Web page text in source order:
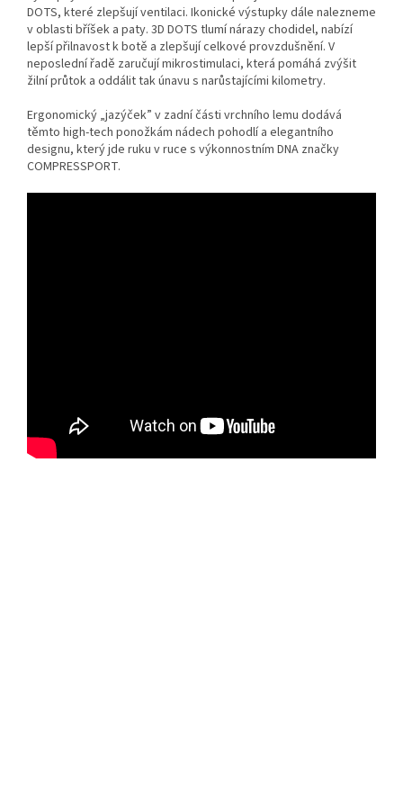
DOTS, které zlepšují ventilaci. Ikonické výstupky dále nalezneme
v oblasti bříšek a paty. 3D DOTS tlumí nárazy chodidel, nabízí
lepší přilnavost k botě a zlepšují celkové provzdušnění. V
neposlední řadě zaručují mikrostimulaci, která pomáhá zvýšit
žilní průtok a oddálit tak únavu s narůstajícími kilometry.
Ergonomický „jazýček” v zadní části vrchního lemu dodává
těmto high-tech ponožkám nádech pohodlí a elegantního
designu, který jde ruku v ruce s výkonnostním DNA značky
COMPRESSPORT.